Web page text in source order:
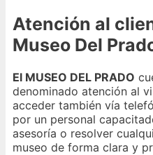
Atención al
Museo Del
El MUSEO DEL PRADO
denominado atención al
acceder también vía
por un personal
asesoría o resolver
museo de forma clara y